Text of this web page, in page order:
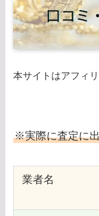
本サイトはアフィ
※実際に査定に
業者名